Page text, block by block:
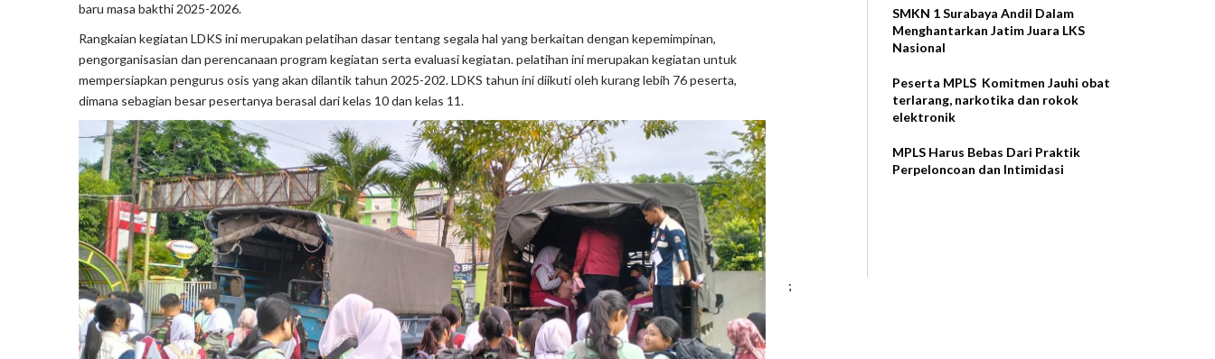
baru masa bakthi 2025-2026.
Rangkaian kegiatan LDKS ini merupakan pelatihan dasar tentang segala hal yang berkaitan dengan kepemimpinan,
pengorganisasian dan perencanaan program kegiatan serta evaluasi kegiatan. pelatihan ini merupakan kegiatan untuk
mempersiapkan pengurus osis yang akan dilantik tahun 2025-202. LDKS tahun ini diikuti oleh kurang lebih 76 peserta,
dimana sebagian besar pesertanya berasal dari kelas 10 dan kelas 11.
SMKN 1 Surabaya Andil Dalam
Menghantarkan Jatim Juara LKS
Nasional
Peserta MPLS Komitmen Jauhi obat
terlarang, narkotika dan rokok
elektronik
MPLS Harus Bebas Dari Praktik
Perpeloncoan dan Intimidasi
;